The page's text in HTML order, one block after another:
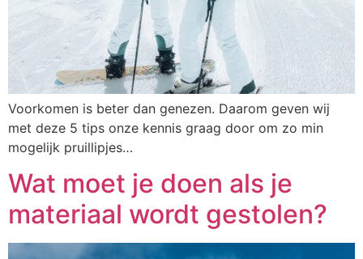
Voorkomen is beter dan genezen. Daarom geven wij
met deze 5 tips onze kennis graag door om zo min
mogelijk pruillipjes…
Wat moet je doen als je
materiaal wordt gestolen?